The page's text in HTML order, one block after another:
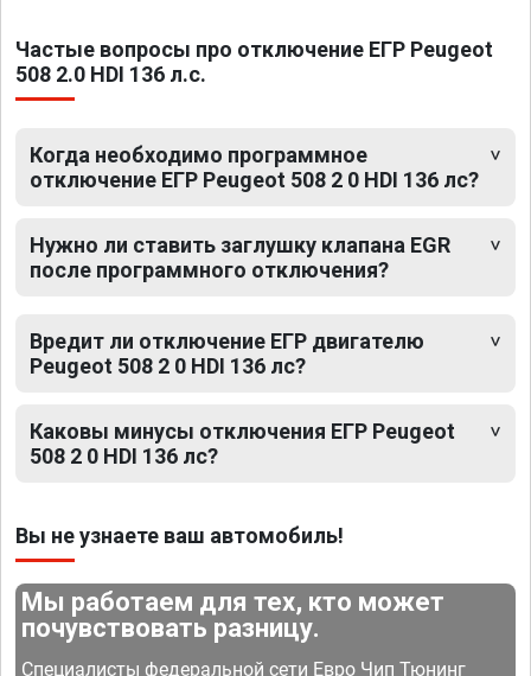
Частые вопросы про отключение ЕГР Peugeot
508 2.0 HDI 136 л.с.
Когда необходимо программное
отключение ЕГР Peugeot 508 2 0 HDI 136 лс?
Нужно ли ставить заглушку клапана EGR
после программного отключения?
Вредит ли отключение ЕГР двигателю
Peugeot 508 2 0 HDI 136 лс?
Каковы минусы отключения ЕГР Peugeot
508 2 0 HDI 136 лс?
Вы не узнаете ваш автомобиль!
Мы работаем для тех, кто может
почувствовать разницу.
Специалисты федеральной сети Евро Чип Тюнинг